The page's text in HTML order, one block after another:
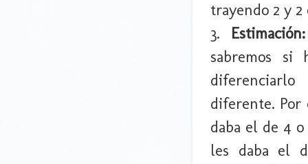
trayendo 2 y 2
3.
Estimación:
sabremos si
diferente. Por
daba el de 4
les daba el